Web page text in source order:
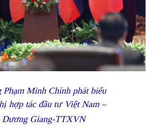
Phạm Minh Chính phát biểu
hợp tác đầu tư Việt Nam –
Giang-TTXVN